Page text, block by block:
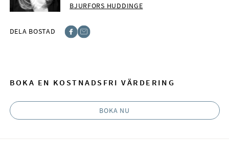
BJURFORS HUDDINGE
DELA BOSTAD
BOKA EN KOSTNADSFRI VÄRDERING
BOKA NU